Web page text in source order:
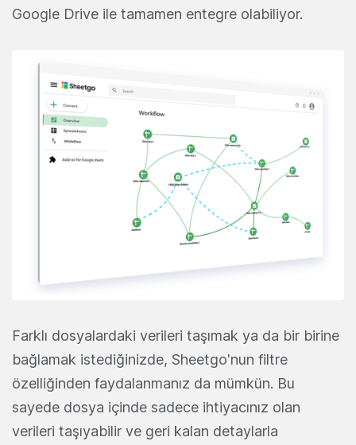
Google Drive ile tamamen entegre olabiliyor.
Farklı dosyalardaki verileri taşımak ya da bir birine
bağlamak istediğinizde, Sheetgo'nun filtre
özelliğinden faydalanmanız da mümkün. Bu
sayede dosya içinde sadece ihtiyacınız olan
verileri taşıyabilir ve geri kalan detaylarla